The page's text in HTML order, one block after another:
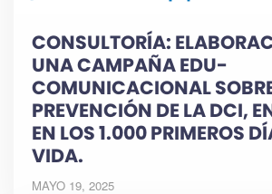
CONSULTORÍA:
UNA CAMPAÑA EDU-
COMUNICACIONAL
PREVENCIÓN DE LA DCI,
EN LOS 1.000 PRIMEROS
VIDA.
MAYO 19, 2025